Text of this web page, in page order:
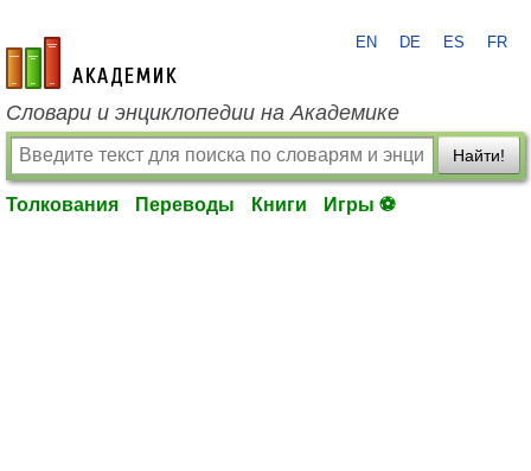
academic.ru
EN DE ES FR
Словари и энциклопедии на Академике
Найти!
Толкования Переводы Книги Игры ⚽